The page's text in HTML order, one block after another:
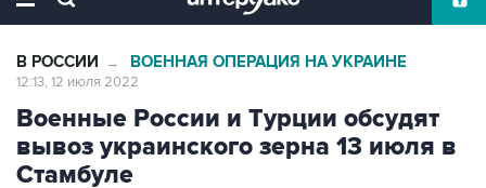
В РОССИИ → ВОЕННАЯ ОПЕРАЦИЯ НА УКРАИНЕ
12:13, 12 июля 2022
Военные России и Турции обсудят
вывоз украинского зерна 13 июля в
Стамбуле